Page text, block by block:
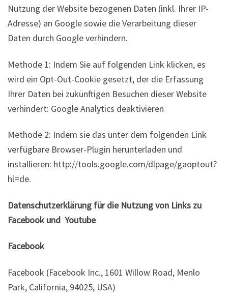
Nutzung der Website bezogenen Daten (inkl. Ihrer IP-
Adresse) an Google sowie die Verarbeitung dieser
Daten durch Google verhindern.
Methode 1: Indem Sie auf folgenden Link klicken, es
wird ein Opt-Out-Cookie gesetzt, der die Erfassung
Ihrer Daten bei zukünftigen Besuchen dieser Website
verhindert: Google Analytics deaktivieren
Methode 2: Indem sie das unter dem folgenden Link
verfügbare Browser-Plugin herunterladen und
installieren: http://tools.google.com/dlpage/gaoptout?
hl=de.
Datenschutzerklärung für die Nutzung von Links zu
Facebook und Youtube
Facebook
Facebook (Facebook Inc., 1601 Willow Road, Menlo
Park, California, 94025, USA)